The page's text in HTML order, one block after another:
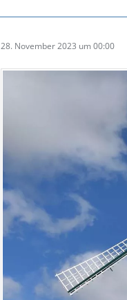
28. November 2023 um 00:00